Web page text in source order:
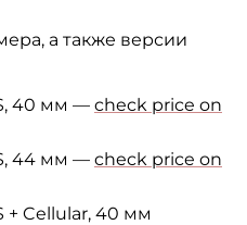
а также версии
40 мм — check price on
44 мм — check price on
+ Cellular, 40 мм